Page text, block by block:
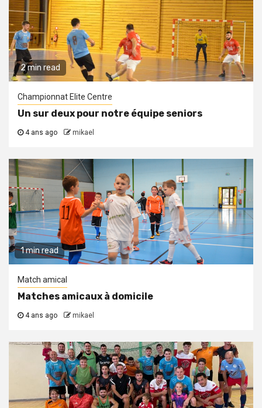
2 min read
Championnat Elite Centre
Un sur deux pour notre équipe seniors
4 ans ago mikael
1 min read
Match amical
Matches amicaux à domicile
4 ans ago mikael